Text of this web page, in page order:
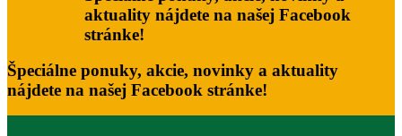
aktuality nájdete na našej Facebook
stránke!
Špeciálne ponuky, akcie, novinky a aktuality
nájdete na našej Facebook stránke!